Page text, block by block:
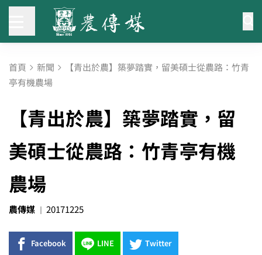
首頁 新聞 【青出於農】築夢踏實，留美碩士從農路：竹青
亭有機農場
【青出於農】築夢踏實，留
美碩士從農路：竹青亭有機
農場
農傳媒 20171225
Facebook LINE Twitter